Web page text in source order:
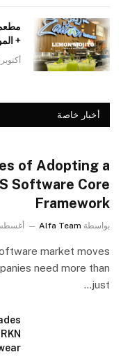
مطعم
+
أكتوبر 6, 2023
أخبار خاصة
of Adopting a
Software Core
Framework
بواسطة Alfa Team أغسطس 1,
market moves
need more than
just…